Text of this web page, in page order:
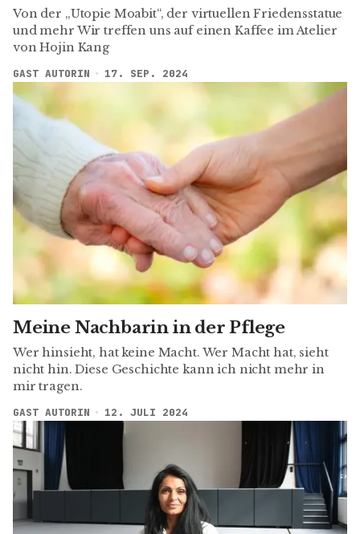
Von der „Utopie Moabit“, der virtuellen Friedensstatue
und mehr Wir treffen uns auf einen Kaffee im Atelier
von Hojin Kang
GAST AUTORIN 17. SEP. 2024
Meine Nachbarin in der Pflege
Wer hinsieht, hat keine Macht. Wer Macht hat, sieht
nicht hin. Diese Geschichte kann ich nicht mehr in
mir tragen.
GAST AUTORIN 12. JULI 2024